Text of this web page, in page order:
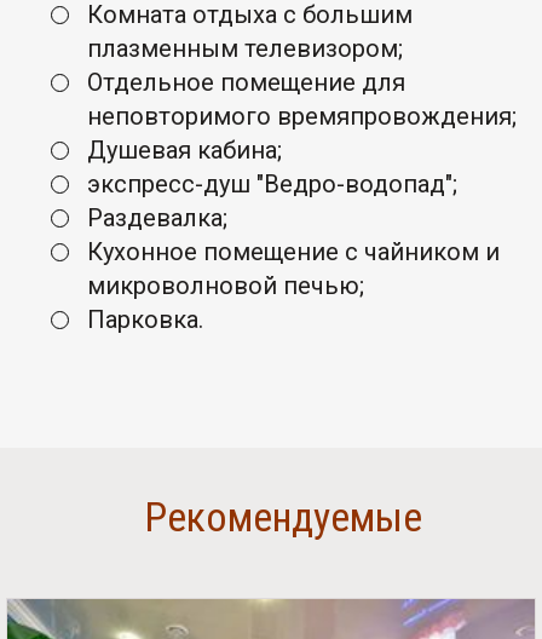
Комната отдыха с большим
плазменным телевизором;
Отдельное помещение для
неповторимого времяпровождения;
Душевая кабина;
экспресс-душ "Ведро-водопад";
Раздевалка;
Кухонное помещение с чайником и
микроволновой печью;
Парковка.
Рекомендуемые